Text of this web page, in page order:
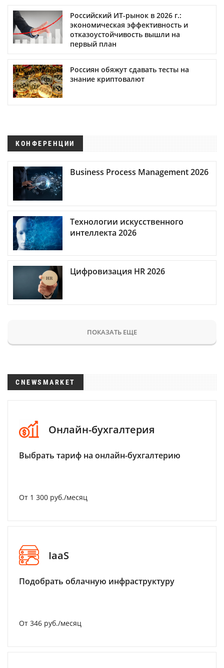
Российский ИТ-рынок в 2026 г.:
экономическая эффективность и
отказоустойчивость вышли на
первый план
Россиян обяжут сдавать тесты на
знание криптовалют
КОНФЕРЕНЦИИ
Business Process Management 2026
Технологии искусственного
интеллекта 2026
Цифровизация HR 2026
ПОКАЗАТЬ ЕЩЕ
CNEWSMARKET
Онлайн-бухгалтерия
Выбрать тариф на онлайн-бухгалтерию
От 1 300 руб./месяц
IaaS
Подобрать облачную инфраструктуру
От 346 руб./месяц